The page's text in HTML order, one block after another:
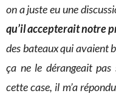
on a juste eu une
qu’il accepterait notre
des bateaux qui avaient
ça ne le dérangeait pas
cette case, il m’a